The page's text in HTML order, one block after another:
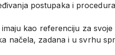
postupaka i
kao referenciju za
zadana i u svrhu